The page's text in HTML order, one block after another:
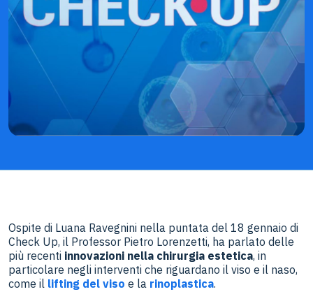
Ospite di Luana Ravegnini nella puntata del 18 gennaio di
Check Up, il Professor Pietro Lorenzetti, ha parlato delle
più recenti innovazioni nella chirurgia estetica, in
particolare negli interventi che riguardano il viso e il naso,
come il lifting del viso e la rinoplastica.